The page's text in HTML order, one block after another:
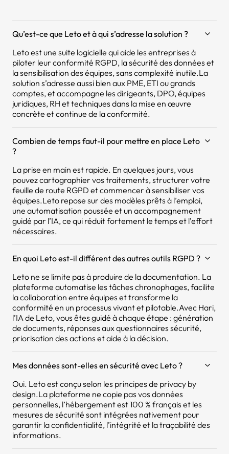
Qu’est-ce que Leto et à qui s’adresse la solution ?
Leto est une suite logicielle qui aide les entreprises à
piloter leur conformité RGPD, la sécurité des données et
la sensibilisation des équipes, sans complexité inutile.La
solution s’adresse aussi bien aux PME, ETI ou grands
comptes, et accompagne les dirigeants, DPO, équipes
juridiques, RH et techniques dans la mise en œuvre
concrète et continue de la conformité.
Combien de temps faut-il pour mettre en place Leto
?
La prise en main est rapide. En quelques jours, vous
pouvez cartographier vos traitements, structurer votre
feuille de route RGPD et commencer à sensibiliser vos
équipes.Leto repose sur des modèles prêts à l’emploi,
une automatisation poussée et un accompagnement
guidé par l’IA, ce qui réduit fortement le temps et l’effort
nécessaires.
En quoi Leto est-il différent des autres outils RGPD ?
Leto ne se limite pas à produire de la documentation. La
plateforme automatise les tâches chronophages, facilite
la collaboration entre équipes et transforme la
conformité en un processus vivant et pilotable.Avec Hari,
l’IA de Leto, vous êtes guidé à chaque étape : génération
de documents, réponses aux questionnaires sécurité,
priorisation des actions et aide à la décision.
Mes données sont-elles en sécurité avec Leto ?
Oui. Leto est conçu selon les principes de privacy by
design.La plateforme ne copie pas vos données
personnelles, l’hébergement est 100 % français et les
mesures de sécurité sont intégrées nativement pour
garantir la confidentialité, l’intégrité et la traçabilité des
informations.